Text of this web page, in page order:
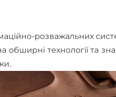
розважальних
технології та